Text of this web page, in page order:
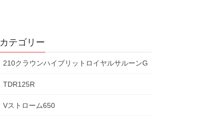
カテゴリー
210クラウンハイブリットロイヤルサルーンG
TDR125R
Vストローム650